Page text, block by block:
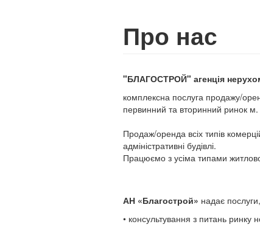
Про нас
"БЛАГОСТРОЙ" агенція
комплексна послуга продажу/
первинний та вторинний ринок м.
Продаж/оренда всіх типів
адміністративні будівлі.
Працюємо з усіма типами
АН «Благострой» надає
• консультування з питань